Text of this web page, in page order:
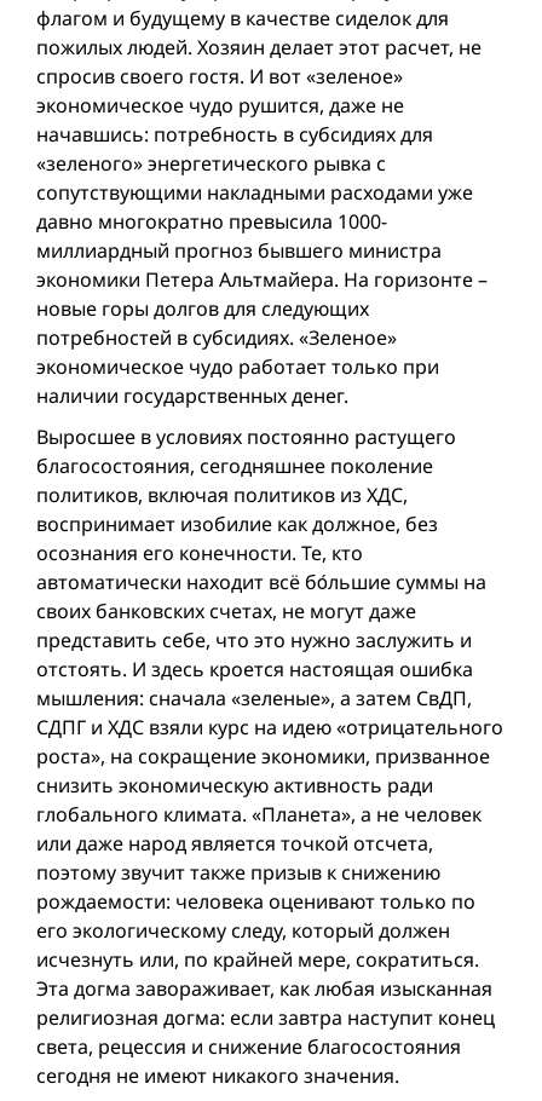
флагом и будущему в качестве сиделок для
пожилых людей. Хозяин делает этот расчет, не
спросив своего гостя. И вот «зеленое»
экономическое чудо рушится, даже не
начавшись: потребность в субсидиях для
«зеленого» энергетического рывка с
сопутствующими накладными расходами уже
давно многократно превысила 1000-
миллиардный прогноз бывшего министра
экономики Петера Альтмайера. На горизонте –
новые горы долгов для следующих
потребностей в субсидиях. «Зеленое»
экономическое чудо работает только при
наличии государственных денег.
Выросшее в условиях постоянно растущего
благосостояния, сегодняшнее поколение
политиков, включая политиков из ХДС,
воспринимает изобилие как должное, без
осознания его конечности. Те, кто
автоматически находит всё бóльшие суммы на
своих банковских счетах, не могут даже
представить себе, что это нужно заслужить и
отстоять. И здесь кроется настоящая ошибка
мышления: сначала «зеленые», а затем СвДП,
СДПГ и ХДС взяли курс на идею «отрицательного
роста», на сокращение экономики, призванное
снизить экономическую активность ради
глобального климата. «Планета», а не человек
или даже народ являeтся точкой отсчета,
поэтому звучит также призыв к снижению
рождаемости: человека оценивают только по
его экологическому следу, который должен
исчезнуть или, по крайней мере, сократиться.
Эта догма завораживает, как любая изысканная
религиозная догма: если завтра наступит конец
света, рецессия и снижение благосостояния
сегодня не имеют никакого значения.